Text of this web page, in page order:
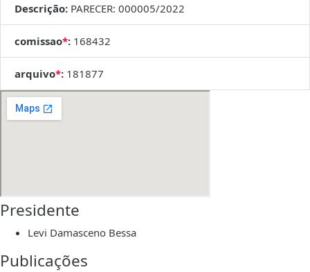
Descrição: PARECER: 000005/2022
comissao*: 168432
arquivo*: 181877
Presidente
Levi Damasceno Bessa
Publicações